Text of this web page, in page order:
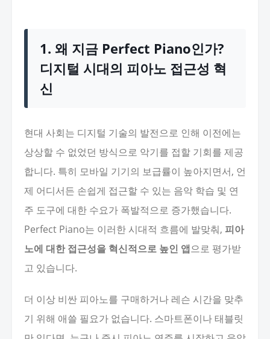
1. 왜 지금 Perfect Piano인가?
디지털 시대의 피아노 접근성 혁
신
현대 사회는 디지털 기술의 발전으로 인해 이전에는
상상할 수 없었던 방식으로 악기를 접할 기회를 제공
합니다. 특히 모바일 기기의 보급률이 높아지면서, 언
제 어디서든 손쉽게 접근할 수 있는 음악 학습 및 연
주 도구에 대한 수요가 폭발적으로 증가했습니다.
Perfect Piano는 이러한 시대적 흐름에 발맞춰, 피아
노에 대한 접근성을 혁신적으로 높인 앱으로 평가받
고 있습니다.
더 이상 비싼 피아노를 구매하거나 레슨 시간을 맞추
기 위해 애쓸 필요가 없습니다. 스마트폰이나 태블릿